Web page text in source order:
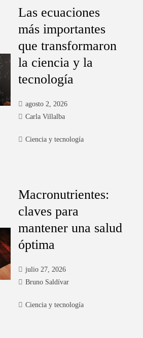
Las ecuaciones
más importantes
que transformaron
la ciencia y la
tecnología
agosto 2, 2026
Carla Villalba
Ciencia y tecnología
Macronutrientes:
claves para
mantener una salud
óptima
julio 27, 2026
Bruno Saldívar
Ciencia y tecnología